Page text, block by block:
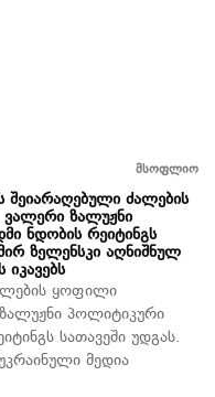
მსოფლიო
შეიარაღებული ძალების
ზალუჟნი
ნდობის რეიტინგს
ზელენსკი აღნიშნულ
იკავებს
ყოფილი
პოლიტიკური
სათავეში უდგას.
მედია